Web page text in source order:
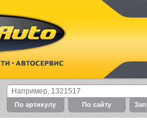
По артикулу По cайту